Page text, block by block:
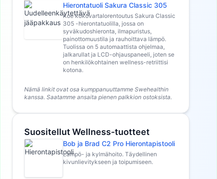
Hierontatuoli Sakura Classic 305
Koe kokovartalorentoutus Sakura Classic
305 -hierontatuolilla, jossa on
syväkudoshieronta, ilmapuristus,
painottomuustila ja rauhoittava lämpö.
Tuolissa on 5 automaattista ohjelmaa,
jalkarullat ja LCD-ohjauspaneeli, joten se
on henkilökohtainen wellness-retriittisi
kotona.
Nämä linkit ovat osa kumppanuuttamme Swehealthin
kanssa. Saatamme ansaita pienen palkkion ostoksista.
Suositellut Wellness-tuotteet
Bob ja Brad C2 Pro Hierontapistooli
Lämpö- ja kylmähoito. Täydellinen
kivunlievitykseen ja toipumiseen.